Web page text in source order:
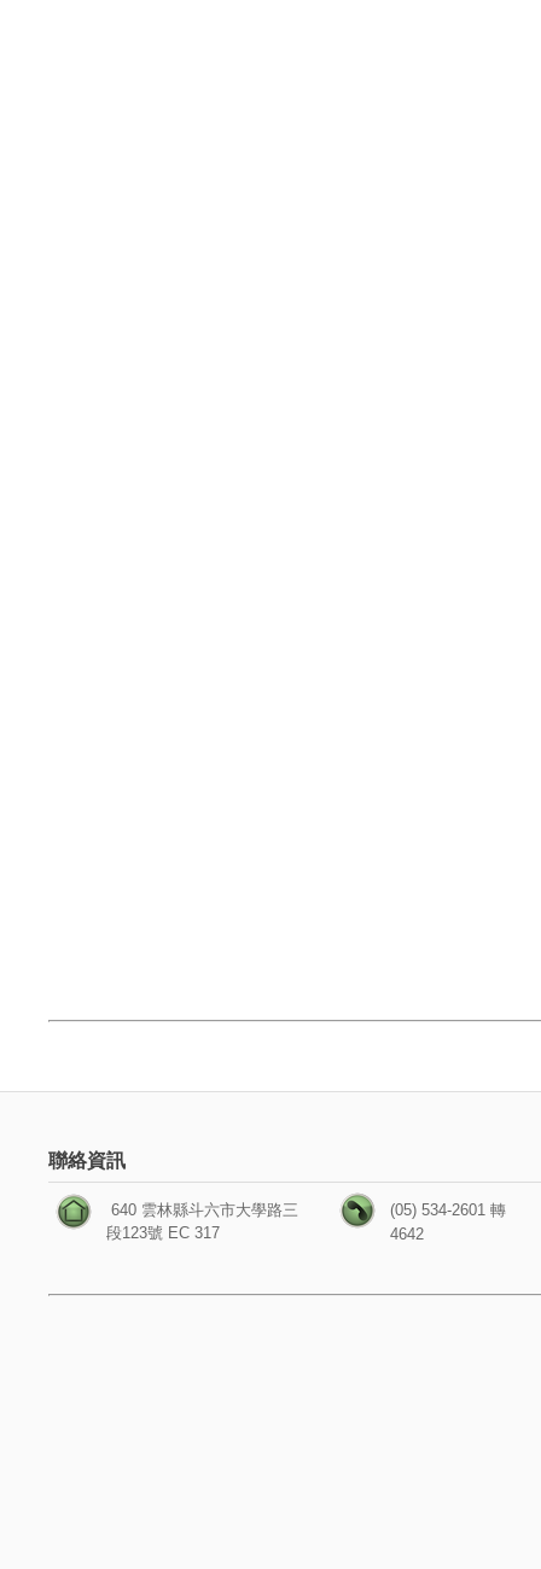
聯絡資訊
640 雲林縣斗六市大學路三
段123號 EC 317
(05) 534-2601 轉
4642